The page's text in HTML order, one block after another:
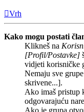
Vrh
Kako mogu postati
Klikneš na
[Profil/Postavke]
vidjeti korisničke
Nemaju sve grupe
skrivene...].
Ako imaš pristup
odgovarajuću